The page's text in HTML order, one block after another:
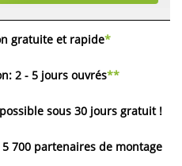
gratuite et rapide*
2 - 5 jours ouvrés**
sous 30 jours gratuit!
5 700 partenaires de montage